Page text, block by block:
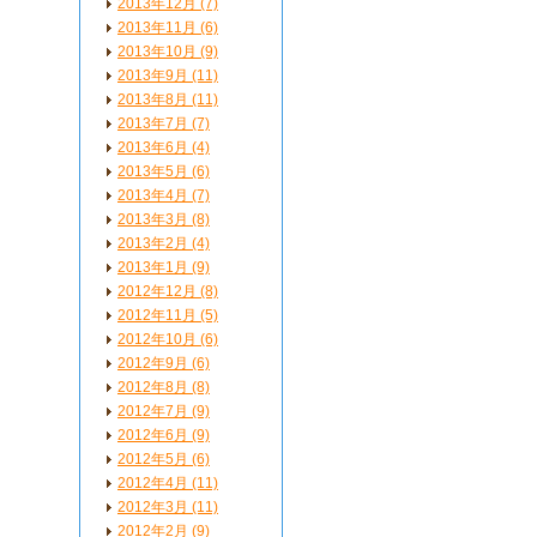
2013年12月 (7)
2013年11月 (6)
2013年10月 (9)
2013年9月 (11)
2013年8月 (11)
2013年7月 (7)
2013年6月 (4)
2013年5月 (6)
2013年4月 (7)
2013年3月 (8)
2013年2月 (4)
2013年1月 (9)
2012年12月 (8)
2012年11月 (5)
2012年10月 (6)
2012年9月 (6)
2012年8月 (8)
2012年7月 (9)
2012年6月 (9)
2012年5月 (6)
2012年4月 (11)
2012年3月 (11)
2012年2月 (9)